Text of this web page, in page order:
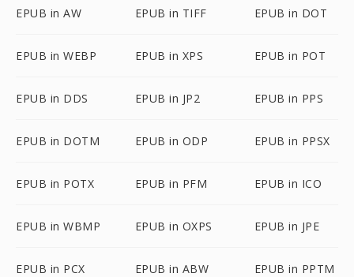
EPUB in AW EPUB in TIFF EPUB in DOT
EPUB in WEBP EPUB in XPS EPUB in POT
EPUB in DDS EPUB in JP2 EPUB in PPS
EPUB in DOTM EPUB in ODP EPUB in PPSX
EPUB in POTX EPUB in PFM EPUB in ICO
EPUB in WBMP EPUB in OXPS EPUB in JPE
EPUB in PCX EPUB in ABW EPUB in PPTM